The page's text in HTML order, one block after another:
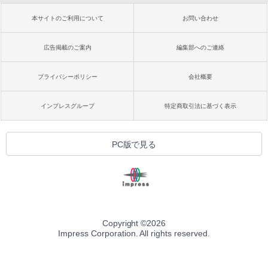
本サイトのご利用について お問い合わせ
広告掲載のご案内 編集部へのご連絡
プライバシーポリシー 会社概要
インプレスグループ 特定商取引法に基づく表示
PC版で見る
Copyright ©2026
Impress Corporation. All rights reserved.